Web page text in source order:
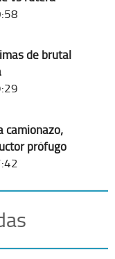
de brutal
camionazo;
prófugo